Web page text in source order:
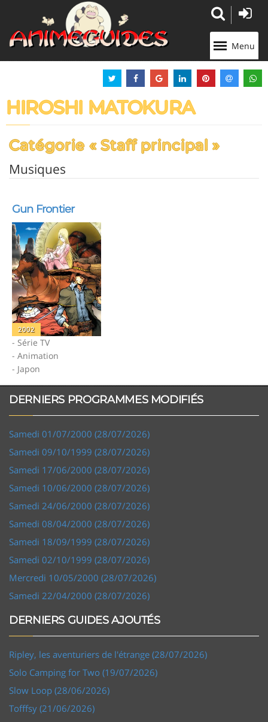
Menu
HIROSHI MATOKURA
Catégorie « Staff principal »
Musiques
Gun Frontier
2002
- Série TV
- Animation
- Japon
DERNIERS PROGRAMMES MODIFIÉS
Samedi 01/07/2000 (28/07/2026)
Samedi 09/10/1999 (28/07/2026)
Samedi 17/06/2000 (28/07/2026)
Samedi 10/06/2000 (28/07/2026)
Samedi 24/06/2000 (28/07/2026)
Samedi 08/04/2000 (28/07/2026)
Samedi 18/09/1999 (28/07/2026)
Samedi 02/10/1999 (28/07/2026)
Mercredi 10/05/2000 (28/07/2026)
Samedi 22/04/2000 (28/07/2026)
DERNIERS GUIDES AJOUTÉS
Ripley, les aventuriers de l'étrange (28/07/2026)
Solo Camping for Two (19/07/2026)
Slow Loop (28/06/2026)
Tofffsy (21/06/2026)
Panneau de gestion des cookies